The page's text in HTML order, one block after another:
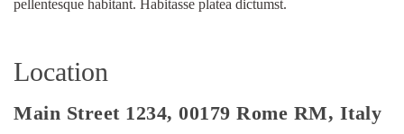
pellentesque habitant. Habitasse platea dictumst.
Location
Main Street 1234, 00179 Rome RM, Italy